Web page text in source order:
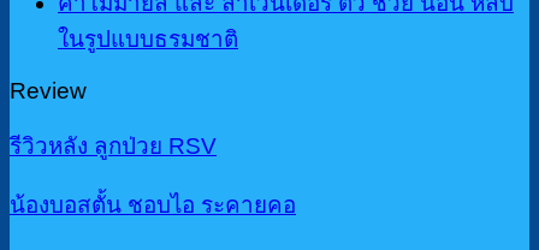
ในรูปแบบธรมชาติ
Review
รีวิวหลัง ลูกป่วย RSV
น้องบอสตั้น ชอบไอ ระคายคอ